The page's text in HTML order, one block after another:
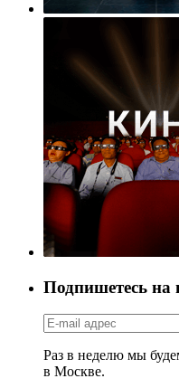
Подпишетесь на
Раз в неделю мы
в Москве.